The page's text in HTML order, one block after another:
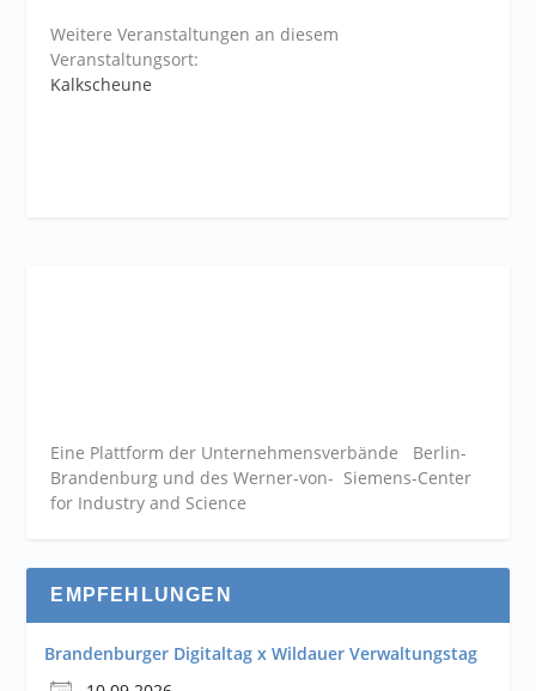
Weitere Veranstaltungen an diesem
Veranstaltungsort:
Kalkscheune
Eine Plattform der Unternehmensverbände Berlin-
Brandenburg und des Werner-von- Siemens-Center
for Industry and Science
EMPFEHLUNGEN
Brandenburger Digitaltag x Wildauer Verwaltungstag